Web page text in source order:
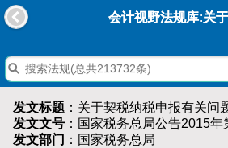
发文标题 ：关于契税纳税申报有关问
发文文号 ：国家税务总局公告2015年
发文部门 ：国家税务总局